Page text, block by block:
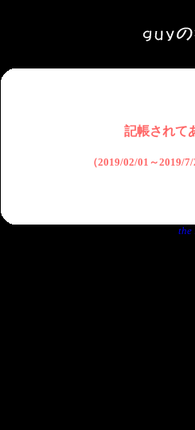
記帳されて
（2019/02/01～2019/
the